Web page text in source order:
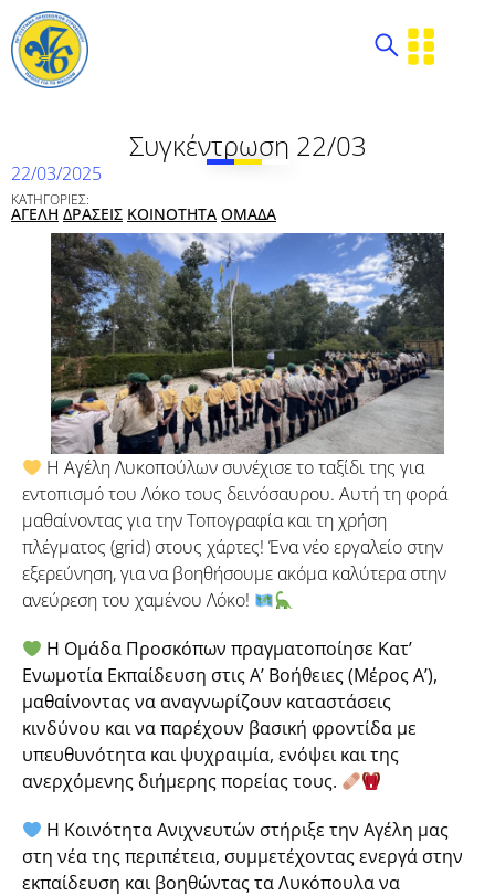
Συγκέντρωση 22/03
22/03/2025
ΚΑΤΗΓΟΡΙΕΣ:
ΑΓΕΛΗ ΔΡΑΣΕΙΣ ΚΟΙΝΟΤΗΤΑ ΟΜΑΔΑ
Η Αγέλη Λυκοπούλων συνέχισε το ταξίδι της για
εντοπισμό του Λόκο τους δεινόσαυρου. Αυτή τη φορά
μαθαίνοντας για την Τοπογραφία και τη χρήση
πλέγματος (grid) στους χάρτες! Ένα νέο εργαλείο στην
εξερεύνηση, για να βοηθήσουμε ακόμα καλύτερα στην
ανεύρεση του χαμένου Λόκο!
Η Ομάδα Προσκόπων πραγματοποίησε Κατ’
Ενωμοτία Εκπαίδευση στις Α’ Βοήθειες (Μέρος Α’),
μαθαίνοντας να αναγνωρίζουν καταστάσεις
κινδύνου και να παρέχουν βασική φροντίδα με
υπευθυνότητα και ψυχραιμία, ενόψει και της
ανερχόμενης διήμερης πορείας τους.
Η Κοινότητα Ανιχνευτών στήριξε την Αγέλη μας
στη νέα της περιπέτεια, συμμετέχοντας ενεργά στην
εκπαίδευση και βοηθώντας τα Λυκόπουλα να